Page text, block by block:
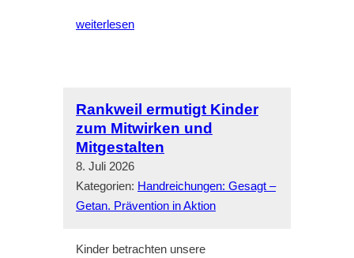
weiterlesen
Rankweil ermutigt Kinder
zum Mitwirken und
Mitgestalten
8. Juli 2026
Kategorien: Handreichungen: Gesagt –
Getan. Prävention in Aktion
Kinder betrachten unsere